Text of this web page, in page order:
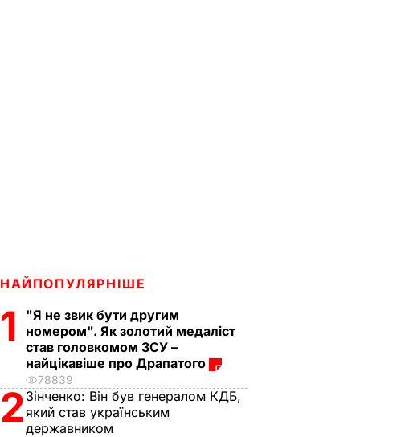
НАЙПОПУЛЯРНІШЕ
1
"Я не звик бути другим
номером". Як золотий медаліст
став головкомом ЗСУ –
найцікавіше про Драпатого
78839
2 Зінченко: Він був генералом КДБ,
який став українським
державником